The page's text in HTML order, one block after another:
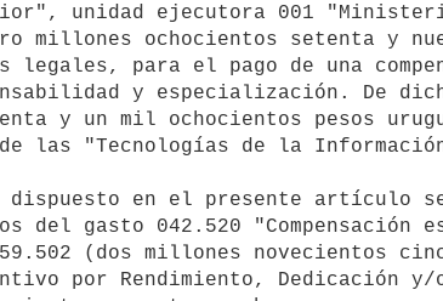
unidad ejecutora 001
millones ochocientos setenta y
legales, para el pago de una
y especialización. De
y un mil ochocientos pesos
las "Tecnologías de la
del gasto 042.520
(dos millones novecientos
por Rendimiento, Dedicación